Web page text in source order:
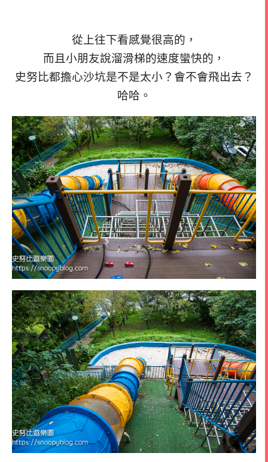
從上往下看感覺很高的，
而且小朋友說溜滑梯的速度蠻快的，
史努比都擔心沙坑是不是太小？會不會飛出去？
哈哈。